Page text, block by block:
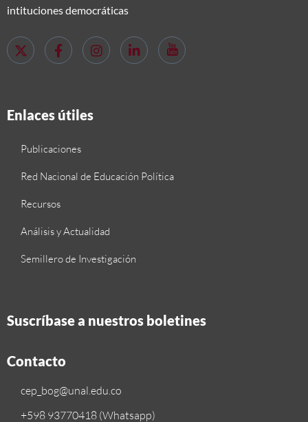
intituciones democráticas
Enlaces útiles
Publicaciones
Red Nacional de Educación Política
Recursos
Análisis y Actualidad
Semillero de Investigación
Suscríbase a nuestros boletines
Contacto
cep_bog@unal.edu.co
+598 93770418 (Whatsapp)